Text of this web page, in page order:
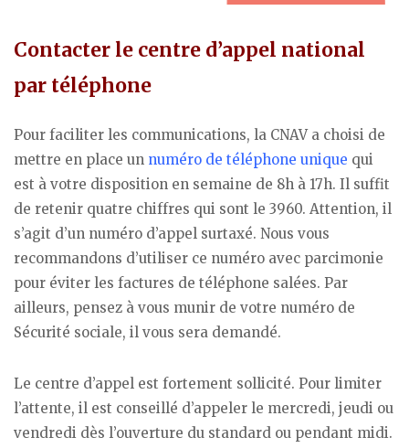
Contacter le centre d’appel national
par téléphone
Pour faciliter les communications, la CNAV a choisi de
mettre en place un numéro de téléphone unique qui
est à votre disposition en semaine de 8h à 17h. Il suffit
de retenir quatre chiffres qui sont le 3960. Attention, il
s’agit d’un numéro d’appel surtaxé. Nous vous
recommandons d’utiliser ce numéro avec parcimonie
pour éviter les factures de téléphone salées. Par
ailleurs, pensez à vous munir de votre numéro de
Sécurité sociale, il vous sera demandé.
Le centre d’appel est fortement sollicité. Pour limiter
l’attente, il est conseillé d’appeler le mercredi, jeudi ou
vendredi dès l’ouverture du standard ou pendant midi.